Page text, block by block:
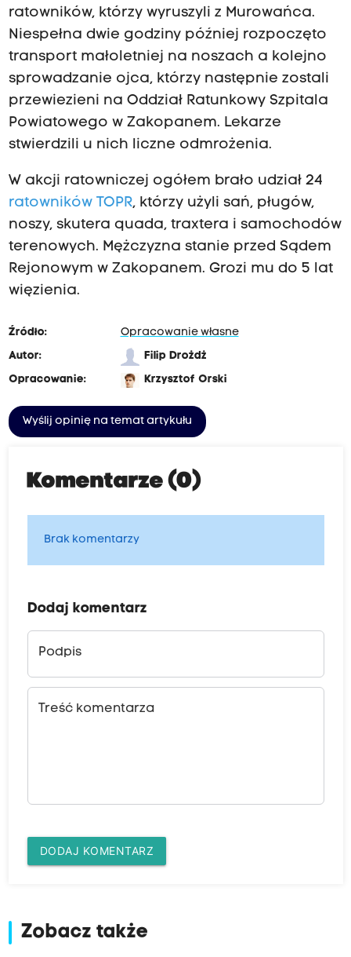
ratowników, którzy wyruszyli z Murowańca.
Niespełna dwie godziny później rozpoczęto
transport małoletniej na noszach a kolejno
sprowadzanie ojca, którzy następnie zostali
przewiezieni na Oddział Ratunkowy Szpitala
Powiatowego w Zakopanem. Lekarze
stwierdzili u nich liczne odmrożenia.
W akcji ratowniczej ogółem brało udział 24
ratowników TOPR, którzy użyli sań, pługów,
noszy, skutera quada, traxtera i samochodów
terenowych. Mężczyzna stanie przed Sądem
Rejonowym w Zakopanem. Grozi mu do 5 lat
więzienia.
Źródło:
Opracowanie własne
Autor:
Filip Drożdż
Opracowanie:
Krzysztof Orski
Wyślij opinię na temat artykułu
Komentarze (0)
Brak komentarzy
Dodaj komentarz
Podpis
Treść komentarza
DODAJ KOMENTARZ
Zobacz także